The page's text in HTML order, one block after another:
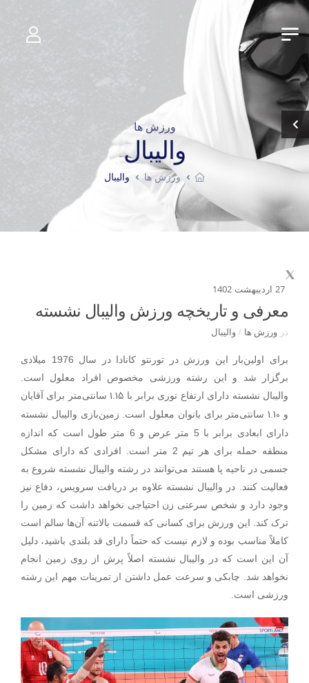
ورزش ‌ها
والیبال
ورزش ‌ها والیبال
27 اردیبهشت 1402
معرفی و تاریخچه ورزش والیبال نشسته
در ورزش ‌ها /والیبال
برای اولین‌بار این ورزش در تورنتو کانادا در سال 1976 میلادی
برگزار شد و این رشته ورزشی مخصوص افراد معلول است.
والیبال نشسته دارای ارتفاع توری برابر با 1.15 سانتی‌متر برای آقایان
و 1.10 سانتی‌متر برای بانوان معلول است. زمین‌بازی والیبال نشسته
دارای ابعادی برابر با 5 متر عرض و 6 متر طول است که اندازه
منطقه حمله برای هر تیم 2 متر است. افرادی که دارای مشکل
جسمی در ناحیه پا هستند می‌توانند در رشته والیبال نشسته شروع به
فعالیت کنند. در والیبال نشسته علاوه بر دریافت سرویس، دفاع نیز
وجود دارد و شخص سرعتی زن احتیاجی نخواهد داشت که زمین را
ترک کند. این ورزش برای کسانی که قسمت بالاتنه آن‌ها سالم است
کاملاً مناسب بوده و لازم نیست که حتماً دارای قد بلندی باشید، دلیل
آن این است که در والیبال نشسته اصلاً پرش از روی زمین انجام
نخواهد شد. چابکی و سرعت عمل داشتن از تمرینات مهم این رشته
ورزشی است.